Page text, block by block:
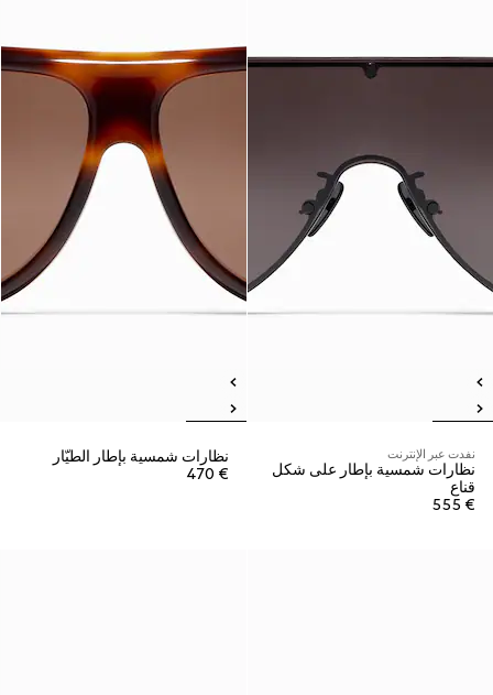
نفدت عبر الإنترنت
نظارات شمسية بإطار على شكل
قناع
€ 555
نظارات شمسية بإطار الطيّار
€ 470